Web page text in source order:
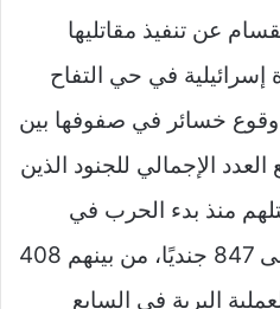
عن تنفيذ مقاتليها
إسرائيلية في حي التفاح
خسائر في صفوفها بين
الإجمالي للجنود الذين
منذ بدء الحرب في
السابع من أكتوبر 2023 إلى 847 جنديًا، من بينهم 408
البرية في السابع